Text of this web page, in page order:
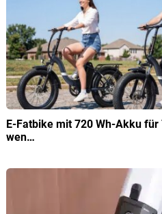
E-Fatbike mit 720 Wh-Akku für
wen…